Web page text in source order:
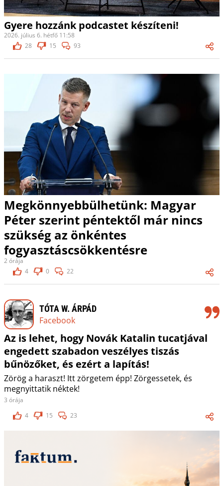
Gyere hozzánk podcastet készíteni!
2026. július 6. hétfő 11:58
28
15 93
Megkönnyebbülhetünk: Magyar
Péter szerint péntektől már nincs
szükség az önkéntes
fogyasztáscsökkentésre
2 órája
4
0 22
TÓTA W. ÁRPÁD
Facebook
Az is lehet, hogy Novák Katalin tucatjával
engedett szabadon veszélyes tiszás
bűnözőket, és ezért a lapítás!
Zörög a haraszt! Itt zörgetem épp! Zörgessetek, és
megnyittatik néktek!
3 órája
4
15 23